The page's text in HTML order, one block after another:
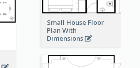
Small House Floor
Plan With
Dimensions